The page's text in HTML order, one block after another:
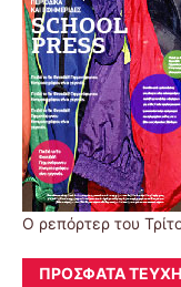
Ο ρεπόρτερ του
ΠΡΌΣΦΑΤΑ ΤΕΎΧΗ